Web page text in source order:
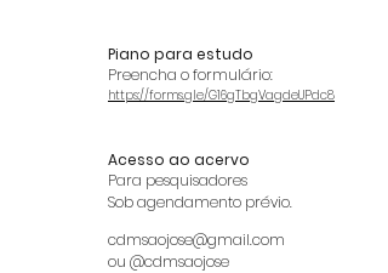
Piano para estudo
Preencha o formulário:
https://forms.gle/G16gTbgVagdeUPdc8
Acesso ao acervo
Para pesquisadores
Sob agendamento prévio.
cdmsaojose@gmail.com
ou @cdmsaojose